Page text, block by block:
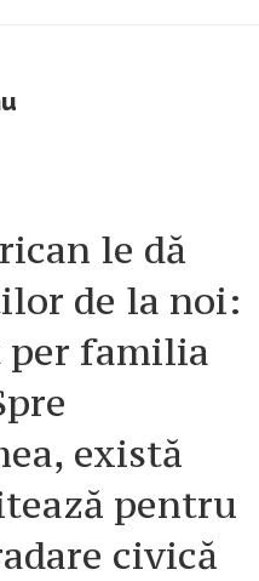
le dă
de la noi:
per familia
există
pentru
civică